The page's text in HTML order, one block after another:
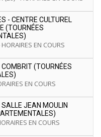
- CENTRE CULTUREL
(TOURNÉES
EN COURS
(TOURNÉES
EN COURS
JEAN MOULIN
EN COURS